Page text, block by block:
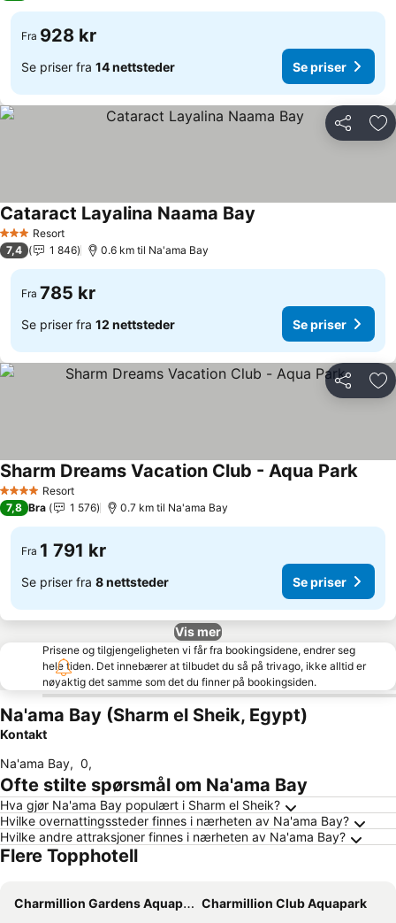
Fra 928 kr
Se priser fra 14 nettsteder Se priser
Del
3 StjernerResort
Cataract Layalina Naama Bay
7,4 1 846 0.6 km til Na'ama Bay
Fra 785 kr
Se priser fra 12 nettsteder Se priser
Del
4 StjernerResort
Sharm Dreams Vacation Club - Aqua Park
7,8 Bra 1 576 0.7 km til Na'ama Bay
Fra 1 791 kr
Se priser fra 8 nettsteder Se priser
Vis mer
Prisene og tilgjengeligheten vi får fra bookingsidene, endrer seg
hele tiden. Det innebærer at tilbudet du så på trivago, ikke alltid er
nøyaktig det samme som det du finner på bookingsiden.
Na'ama Bay (Sharm el Sheik, Egypt)
Kontakt
Na'ama Bay, 0,
Ofte stilte spørsmål om Na'ama Bay
Hva gjør Na'ama Bay populært i Sharm el Sheik?
Hvilke overnattingssteder finnes i nærheten av Na'ama Bay?
Hvilke andre attraksjoner finnes i nærheten av Na'ama Bay?
Flere Topphotell
Charmillion Gardens Aquapark
Charmillion Club Aquapark